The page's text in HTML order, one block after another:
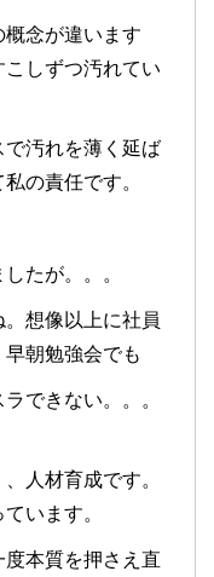
念が違います
しずつ汚れてい
汚れを薄く延ば
の責任です。
たが。。。
想像以上に社員
朝勉強会でも
できない。。。
人材育成です。
います。
本質を押さえ直